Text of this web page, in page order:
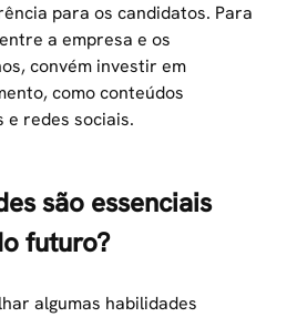
para os candidatos. Para
a empresa e os
convém investir em
como conteúdos
e redes sociais.
são essenciais
futuro?
algumas habilidades